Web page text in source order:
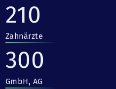
210
Zahnärzte
300
GmbH, AG